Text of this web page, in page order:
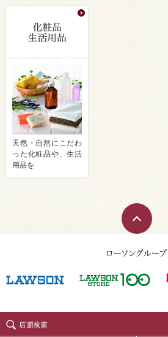
天然・自然にこだわ
った化粧品や、生活
用品を